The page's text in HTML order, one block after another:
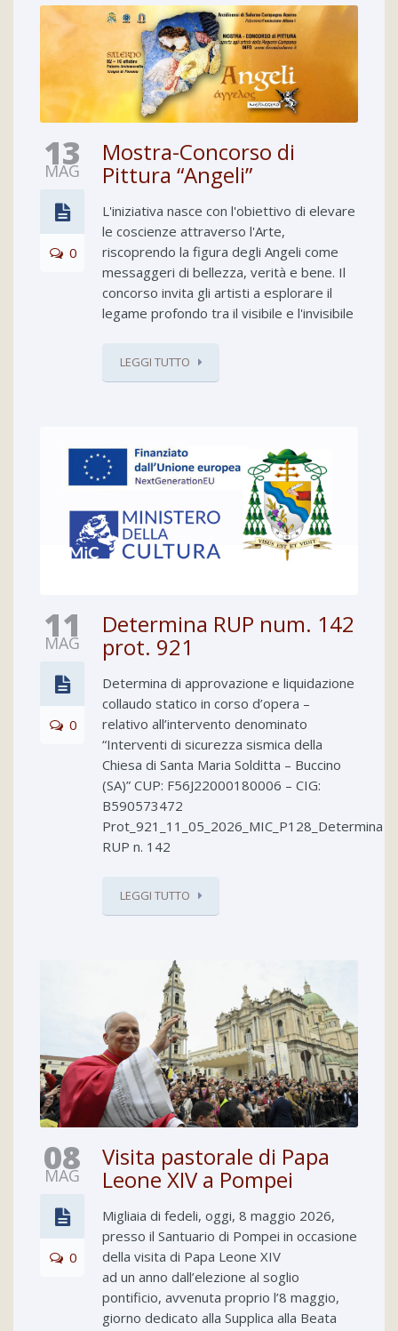
13
MAG
0
Mostra-Concorso di
Pittura “Angeli”
L'iniziativa nasce con l'obiettivo di elevare
le coscienze attraverso l'Arte,
riscoprendo la figura degli Angeli come
messaggeri di bellezza, verità e bene. Il
concorso invita gli artisti a esplorare il
legame profondo tra il visibile e l'invisibile
LEGGI TUTTO
11
MAG
0
Determina RUP num. 142
prot. 921
Determina di approvazione e liquidazione
collaudo statico in corso d’opera –
relativo all’intervento denominato
“Interventi di sicurezza sismica della
Chiesa di Santa Maria Solditta – Buccino
(SA)” CUP: F56J22000180006 – CIG:
B590573472
Prot_921_11_05_2026_MIC_P128_Determina
RUP n. 142
LEGGI TUTTO
08
MAG
0
Visita pastorale di Papa
Leone XIV a Pompei
Migliaia di fedeli, oggi, 8 maggio 2026,
presso il Santuario di Pompei in occasione
della visita di Papa Leone XIV
ad un anno dall’elezione al soglio
pontificio, avvenuta proprio l’8 maggio,
giorno dedicato alla Supplica alla Beata